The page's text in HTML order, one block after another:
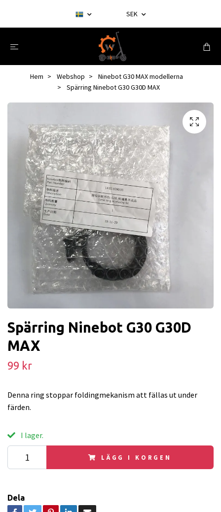
SEK
Hem Webshop
Ninebot G30 MAX modellerna
Spärring Ninebot G30 G30D MAX
Spärring Ninebot G30 G30D
MAX
99 kr
Denna ring stoppar foldingmekanism att fällas ut under
färden.
I lager.
LÄGG I KORGEN
Dela